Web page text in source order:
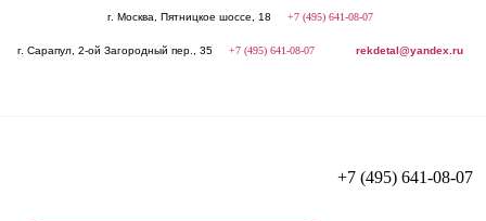
г. Москва, Пятницкое шоссе, 18 +7 (495) 641-08-07
г. Сарапул, 2-ой Загородный пер., 35 +7 (495) 641-08-07 rekdetal@yandex.ru
+7 (495) 641-08-07